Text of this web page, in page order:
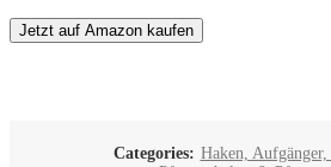
Jetzt auf Amazon kaufen
Categories: Haken,